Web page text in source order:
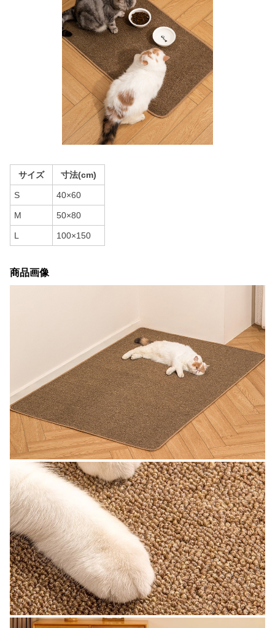
サイズ 寸法(cm)
S 40×60
M 50×80
L 100×150
商品画像